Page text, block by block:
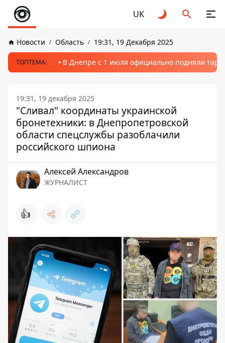
UK
Новости Область 19:31, 19 Декабря 2025
ТОПТЕМА: В Днепре с 1 июля официально подняли
19:31, 19 декабря 2025
"Сливал" координаты украинской
бронетехники: в Днепропетровской
области спецслужбы разоблачили
российского шпиона
Алексей Александров
ЖУРНАЛИСТ
👍